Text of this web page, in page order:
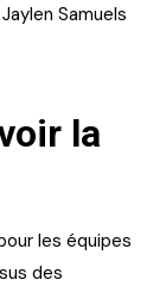
Samuels
la
les équipes
des